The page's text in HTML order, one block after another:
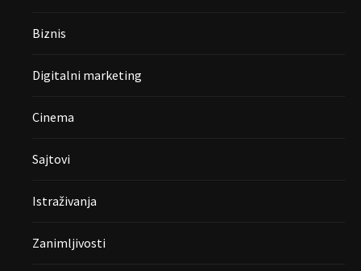
Biznis
Digitalni marketing
Cinema
Sajtovi
Istraživanja
Zanimljivosti